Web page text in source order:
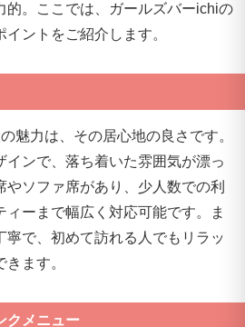
的。ここでは、ガールズバーichiの
ントをご紹介します。
魅力は、その居心地の良さです。
インで、落ち着いた雰囲気が漂っ
やソファ席があり、少人数での利
ィーまで幅広く対応可能です。ま
寧で、初めて訪れる人でもリラッ
ます。
クメニュー